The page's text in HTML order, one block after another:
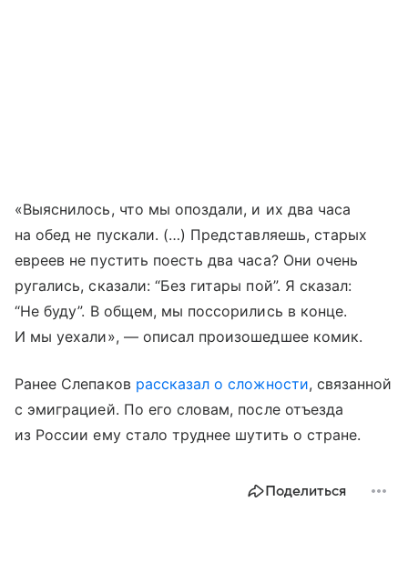
«Выяснилось, что мы опоздали, и их два часа
на обед не пускали. (…) Представляешь, старых
евреев не пустить поесть два часа? Они очень
ругались, сказали: “Без гитары пой”. Я сказал:
“Не буду”. В общем, мы поссорились в конце.
И мы уехали», — описал произошедшее комик.
Ранее Слепаков рассказал о сложности, связанной
с эмиграцией. По его словам, после отъезда
из России ему стало труднее шутить о стране.
Поделиться